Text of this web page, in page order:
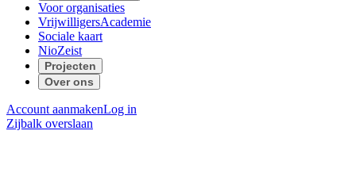
Voor organisaties
VrijwilligersAcademie
Sociale kaart
NioZeist
Projecten
Over ons
Account aanmakenLog in
Zijbalk overslaan